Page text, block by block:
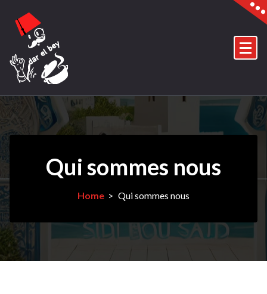
content
Qui sommes nous
Home> Qui sommes nous